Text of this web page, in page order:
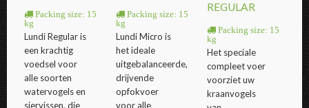
Packing size: 15
kg
Lundi Regular is
een krachtig
voedsel voor
alle soorten
watervogels en
siervissen, die
Packing size: 15
kg
Lundi Micro is
het ideale
uitgebalanceerde,
drijvende
opfokvoer
voor alle
REGULAR
Packing size: 15
kg
Het speciale
compleet voer
voorziet uw
kraanvogels